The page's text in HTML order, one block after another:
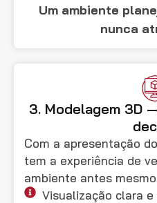
Um ambiente
nunca
3. Modelagem 3D
Com a apresentação
tem a experiência de
ambiente antes
Visualização clara